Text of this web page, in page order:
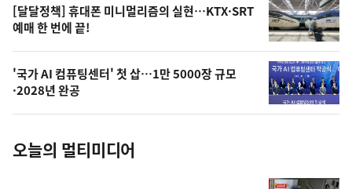
오
늘
의
사
진
[달달정책] 휴대폰 미니멀리즘의 실현…KTX·SRT
예매 한 번에 끝!
'국가 AI 컴퓨팅센터' 첫 삽…1만 5000장 규모
·2028년 완공
오늘의 멀티미디어